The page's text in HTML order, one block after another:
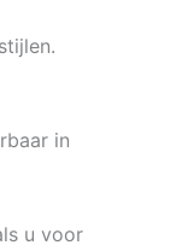
in
u voor